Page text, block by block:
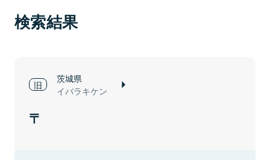
検索結果
茨城県
イバラキケン